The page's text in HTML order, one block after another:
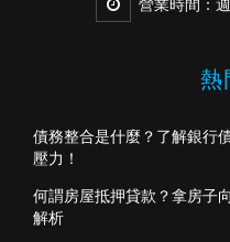
熱
債務整合是什麼？了解銀行
壓力！
何謂房屋抵押貸款？拿房子
解析